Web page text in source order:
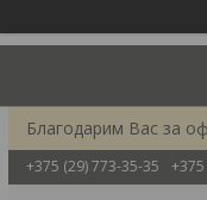
Благодарим Вас за
+375 (29) 773-35-35